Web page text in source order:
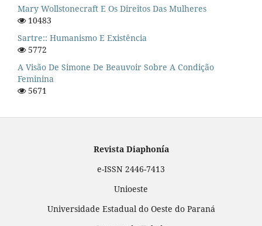
Mary Wollstonecraft E Os Direitos Das Mulheres
10483
Sartre:: Humanismo E Existência
5772
A Visão De Simone De Beauvoir Sobre A Condição
Feminina
5671
Revista Diaphonía
e-ISSN 2446-7413
Unioeste
Universidade Estadual do Oeste do Paraná